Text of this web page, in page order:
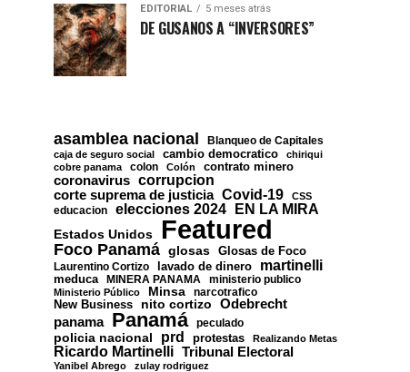
EDITORIAL 5 meses atrás
DE GUSANOS A “INVERSORES”
asamblea nacional Blanqueo de Capitales
caja de seguro social cambio democratico
chiriqui
cobre panama
colon Colón contrato minero
coronavirus corrupcion
corte suprema de justicia Covid-19 CSS
educacion elecciones 2024 EN LA MIRA
Estados Unidos Featured
Foco Panamá glosas Glosas de Foco
Laurentino Cortizo lavado de dinero martinelli
meduca MINERA PANAMA ministerio publico
Ministerio Público Minsa
narcotrafico
New Business
nito cortizo Odebrecht
panama Panamá peculado
policia nacional prd protestas Realizando Metas
Ricardo Martinelli Tribunal Electoral
Yanibel Abrego zulay rodriguez